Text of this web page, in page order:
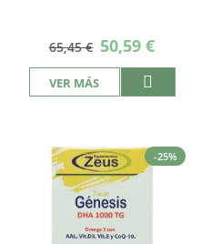
65,45 € Precio
especial
50,59 €
VER MÁS
-25%